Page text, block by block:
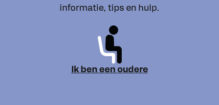
informatie, tips en hulp.
Ik ben een oudere